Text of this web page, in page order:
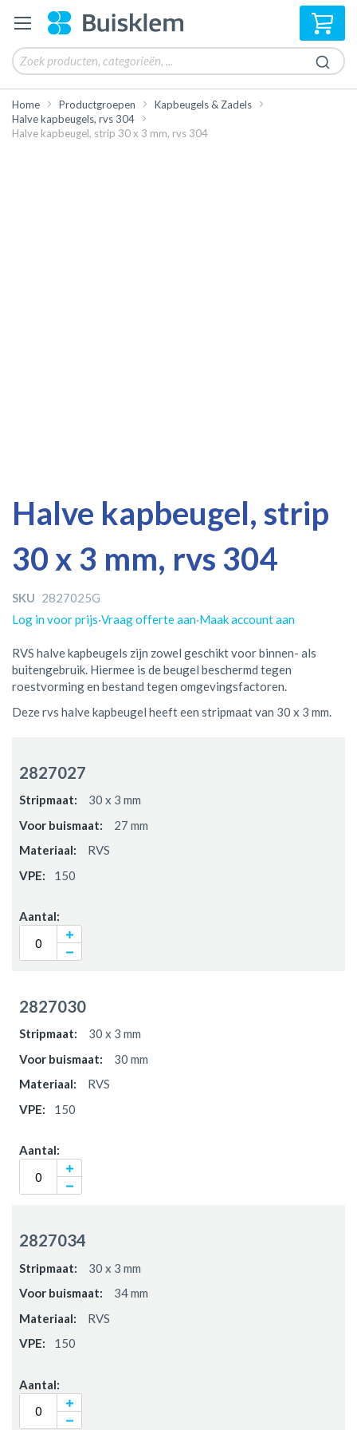
Home Productgroepen
Kapbeugels & Zadels
Halve kapbeugels, rvs 304
Halve kapbeugel, strip 30 x 3 mm, rvs 304
Halve kapbeugel, strip
30 x 3 mm, rvs 304
SKU 2827025G
Log in voor prijs·Vraag offerte aan·Maak account aan
RVS halve kapbeugels zijn zowel geschikt voor binnen- als
buitengebruik. Hiermee is de beugel beschermd tegen
roestvorming en bestand tegen omgevingsfactoren.
Deze rvs halve kapbeugel heeft een stripmaat van 30 x 3 mm.
naar
einde
van
afbeeldingen-
gallerij
naar
begin
van
afbeeldingen-
gallerij
2827027
30 x 3 mm
27 mm
RVS
150
2827030
30 x 3 mm
30 mm
RVS
150
2827034
30 x 3 mm
34 mm
RVS
150